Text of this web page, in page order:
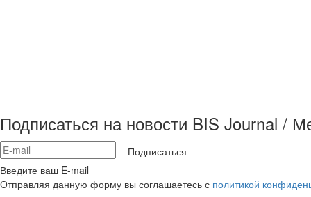
Подписаться на новости BIS Journal /
Подписаться
Введите ваш E-mail
Отправляя данную форму вы соглашаетесь с политикой